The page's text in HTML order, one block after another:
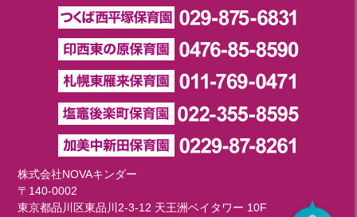
株式会社NOVAキンダー
〒140-0002
東京都品川区東品川2-3-12 天王洲ベイタワー 10F